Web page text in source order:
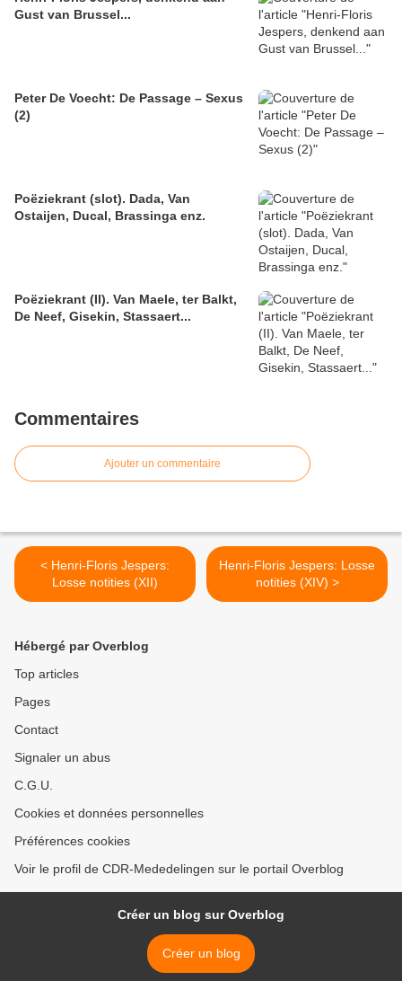
Gust van Brussel...
Peter De Voecht: De Passage – Sexus
(2)
Poëziekrant (slot). Dada, Van
Ostaijen, Ducal, Brassinga enz.
Poëziekrant (II). Van Maele, ter Balkt,
De Neef, Gisekin, Stassaert...
Commentaires
Ajouter un commentaire
< Henri-Floris Jespers:
Losse notities (XII)
Henri-Floris Jespers: Losse
notities (XIV) >
Hébergé par Overblog
Top articles
Pages
Contact
Signaler un abus
C.G.U.
Cookies et données personnelles
Préférences cookies
Voir le profil de CDR-Mededelingen sur le portail Overblog
Créer un blog sur Overblog
Créer un blog